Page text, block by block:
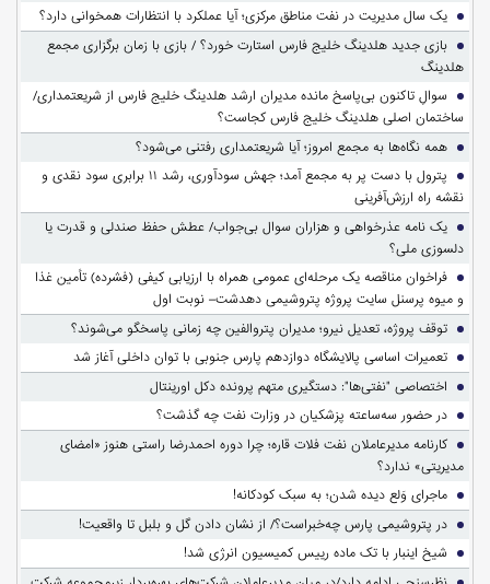
یک سال مدیریت در نفت مناطق مرکزی؛ آیا عملکرد با انتظارات همخوانی دارد؟
بازی جدید هلدینگ خلیج فارس استارت خورد؟ / بازی با زمان برگزاری مجمع
هلدینگ
سوالِ تاکنون بی‌پاسخ مانده مدیران ارشد هلدینگ خلیج فارس از شریعتمداری/
ساختمان اصلی هلدینگ خلیج فارس کجاست؟
همه نگاه‌ها به مجمع امروز؛ آیا شریعتمداری رفتنی می‌شود؟
پترول با دست پر به مجمع آمد؛ جهش سودآوری، رشد ۱۱ برابری سود نقدی و
نقشه راه ارزش‌آفرینی
یک نامه عذرخواهی و هزاران سوال بی‌جواب/ عطش حفظ صندلی و قدرت یا
دلسوزی ملی؟
فراخوان مناقصه یک مرحله‌ای عمومی همراه با ارزیابی کیفی (فشرده) تأمین غذا
و میوه پرسنل سایت پروژه پتروشیمی دهدشت– نوبت اول
توقف پروژه، تعدیل نیرو؛ مدیران پتروالفین چه زمانی پاسخگو می‌شوند؟
تعمیرات اساسی پالایشگاه دوازدهم پارس جنوبی با توان داخلی آغاز شد
اختصاصی "نفتی‌ها": دستگیری متهم پرونده دکل اورینتال
در حضور سه‌ساعته پزشکیان در وزارت نفت چه گذشت؟
کارنامه مدیرعاملان نفت فلات قاره؛ چرا دوره احمدرضا راستی هنوز «امضای
مدیریتی» ندارد؟
ماجرای وَلع دیده شدن؛ به سبک کودکانه!
در پتروشیمی پارس چه‌خبراست؟/ از نشان دادن گل و بلبل تا واقعیت!
شیخ اینبار با تک ماده رییس کمیسیون انرژی شد!